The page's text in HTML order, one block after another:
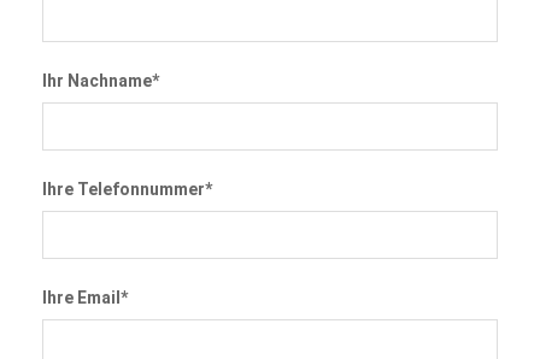
Ihr Nachname*
Ihre Telefonnummer*
Ihre Email*